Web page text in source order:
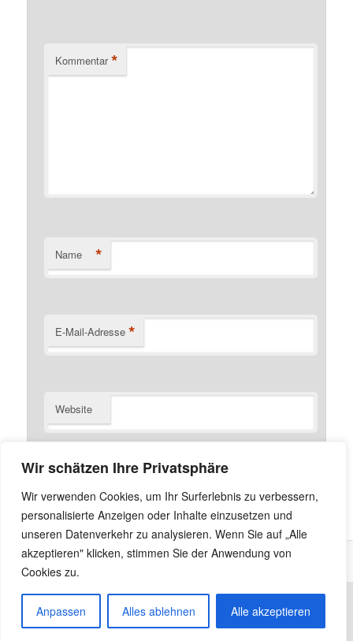
Wir schätzen Ihre Privatsphäre
Wir verwenden Cookies, um Ihr Surferlebnis zu verbessern,
personalisierte Anzeigen oder Inhalte einzusetzen und
unseren Datenverkehr zu analysieren. Wenn Sie auf „Alle
akzeptieren" klicken, stimmen Sie der Anwendung von
Cookies zu.
Anpassen Alles ablehnen Alle akzeptieren
Kommentar *
Name *
E-Mail-Adresse *
Website
für meinen nächsten Kommentar speichern.